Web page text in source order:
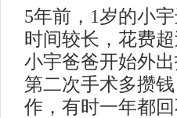
5年前，1岁的小
时间较长，花费
小宇爸爸开始外
第二次手术多攒
作，有时一年都回